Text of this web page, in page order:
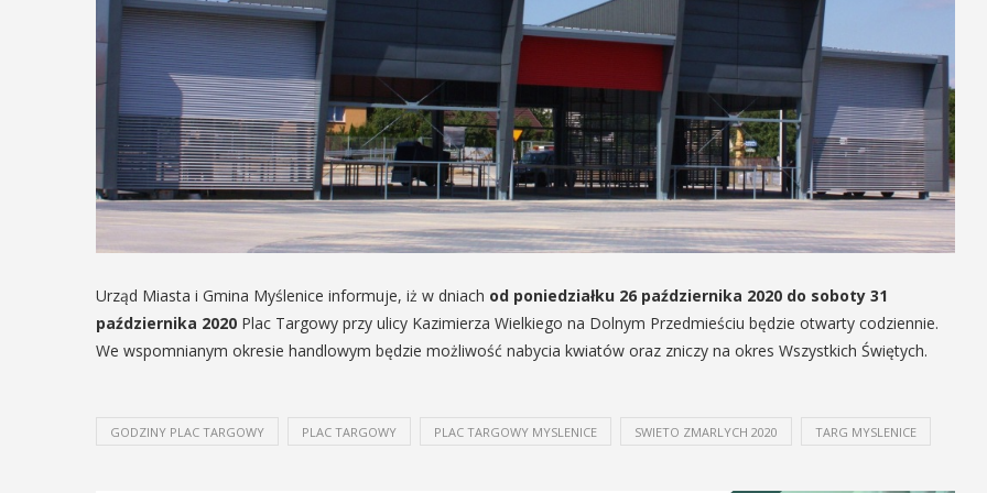
Urząd Miasta i Gmina Myślenice informuje, iż w dniach od poniedziałku 26 października 2020 do soboty 31
października 2020 Plac Targowy przy ulicy Kazimierza Wielkiego na Dolnym Przedmieściu będzie otwarty codziennie.
We wspomnianym okresie handlowym będzie możliwość nabycia kwiatów oraz zniczy na okres Wszystkich Świętych.
GODZINY PLAC TARGOWY PLAC TARGOWY PLAC TARGOWY MYSLENICE SWIETO ZMARLYCH 2020 TARG MYSLENICE